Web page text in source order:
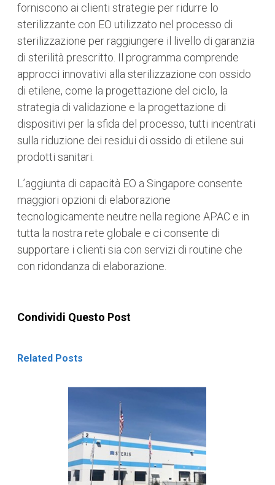
forniscono ai clienti strategie per ridurre lo
sterilizzante con EO utilizzato nel processo di
sterilizzazione per raggiungere il livello di garanzia
di sterilità prescritto. Il programma comprende
approcci innovativi alla sterilizzazione con ossido
di etilene, come la progettazione del ciclo, la
strategia di validazione e la progettazione di
dispositivi per la sfida del processo, tutti incentrati
sulla riduzione dei residui di ossido di etilene sui
prodotti sanitari.
L’aggiunta di capacità EO a Singapore consente
maggiori opzioni di elaborazione
tecnologicamente neutre nella regione APAC e in
tutta la nostra rete globale e ci consente di
supportare i clienti sia con servizi di routine che
con ridondanza di elaborazione.
Condividi Questo Post
Related Posts